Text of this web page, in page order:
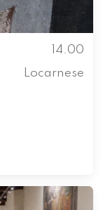
14.00
Locarnese